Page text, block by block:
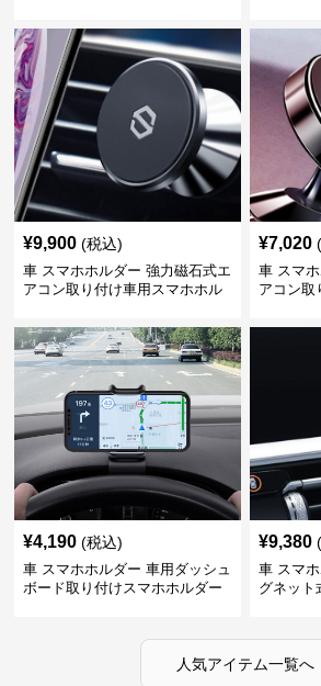
¥9,900 (税込)
車 スマホホルダー 強力磁石式エ
アコン取り付け車用スマホホル
¥7,020
車 スマ
アコン取
¥4,190 (税込)
車 スマホホルダー 車用ダッシュ
ボード取り付けスマホホルダー
¥9,380
車 スマ
グネット
人気アイテム一覧へ